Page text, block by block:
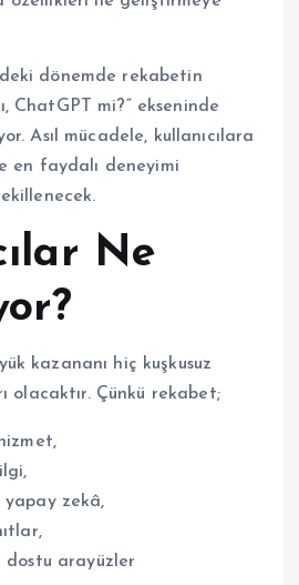
dönemde rekabetin
ChatGPT mi?” ekseninde
Asıl mücadele, kullanıcılara
en faydalı deneyimi
Ne
kazananı hiç kuşkusuz
olacaktır. Çünkü rekabet;
zekâ,
dostu arayüzler